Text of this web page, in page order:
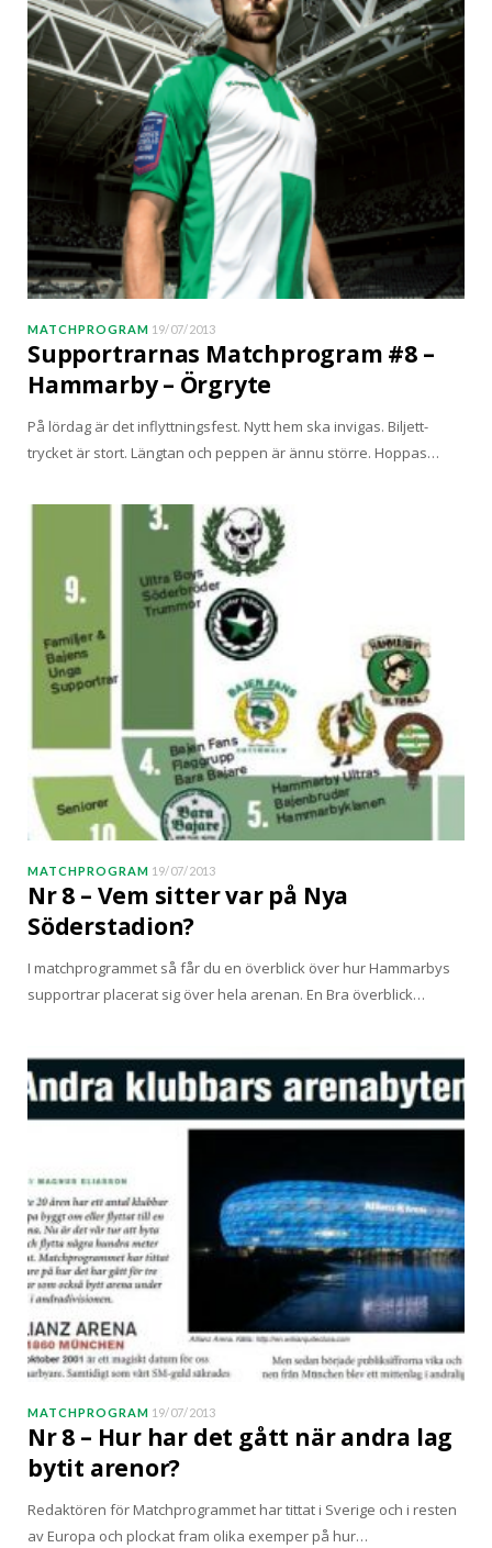
MATCHPROGRAM 19/07/2013
Supportrarnas Matchprogram #8 –
Hammarby – Örgryte
På lördag är det inflyttningsfest. Nytt hem ska invigas. Biljett-
trycket är stort. Längtan och peppen är ännu större. Hoppas…
MATCHPROGRAM 19/07/2013
Nr 8 – Vem sitter var på Nya
Söderstadion?
I matchprogrammet så får du en överblick över hur Hammarbys
supportrar placerat sig över hela arenan. En Bra överblick…
MATCHPROGRAM 19/07/2013
Nr 8 – Hur har det gått när andra lag
bytit arenor?
Redaktören för Matchprogrammet har tittat i Sverige och i resten
av Europa och plockat fram olika exemper på hur…